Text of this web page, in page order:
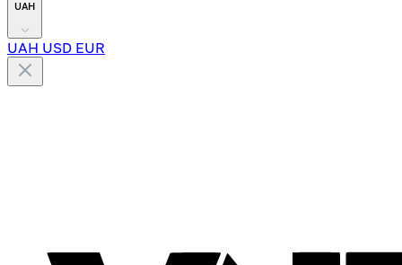
UAH
UAH USD EUR